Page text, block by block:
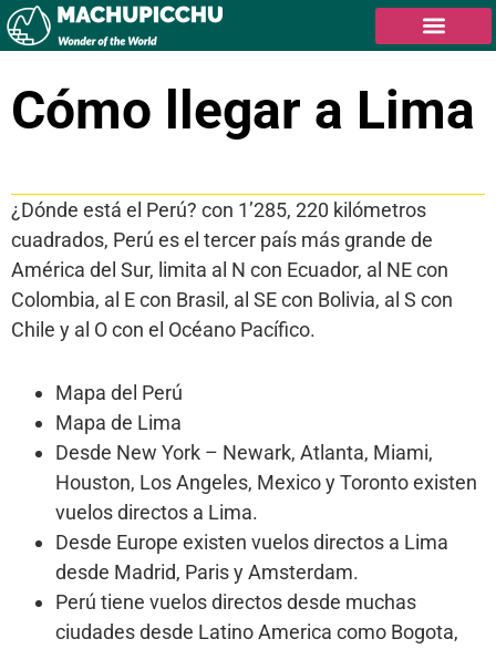
Cómo llegar a Lima
¿Dónde está el Perú? con 1’285, 220 kilómetros
cuadrados, Perú es el tercer país más grande de
América del Sur, limita al N con Ecuador, al NE con
Colombia, al E con Brasil, al SE con Bolivia, al S con
Chile y al O con el Océano Pacífico.
Mapa del Perú
Mapa de Lima
Desde New York – Newark, Atlanta, Miami,
Houston, Los Angeles, Mexico y Toronto existen
vuelos directos a Lima.
Desde Europe existen vuelos directos a Lima
desde Madrid, Paris y Amsterdam.
Perú tiene vuelos directos desde muchas
ciudades desde Latino America como Bogota,